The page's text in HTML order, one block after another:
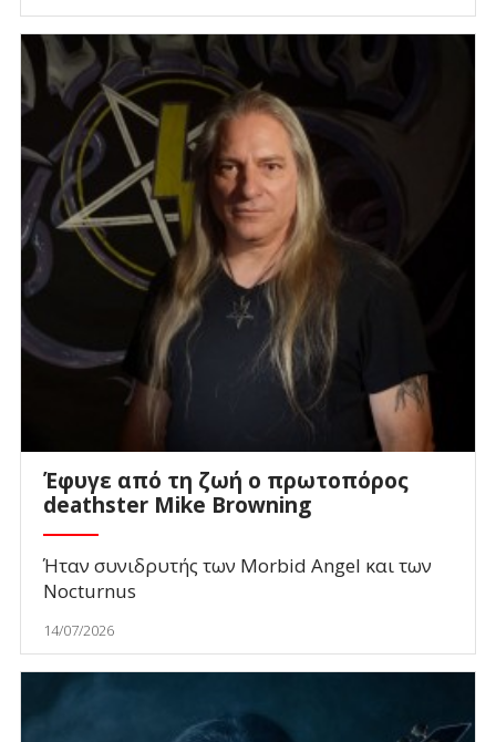
Έφυγε από τη ζωή ο πρωτοπόρος
deathster Mike Browning
Ήταν συνιδρυτής των Morbid Angel και των
Nocturnus
14/07/2026